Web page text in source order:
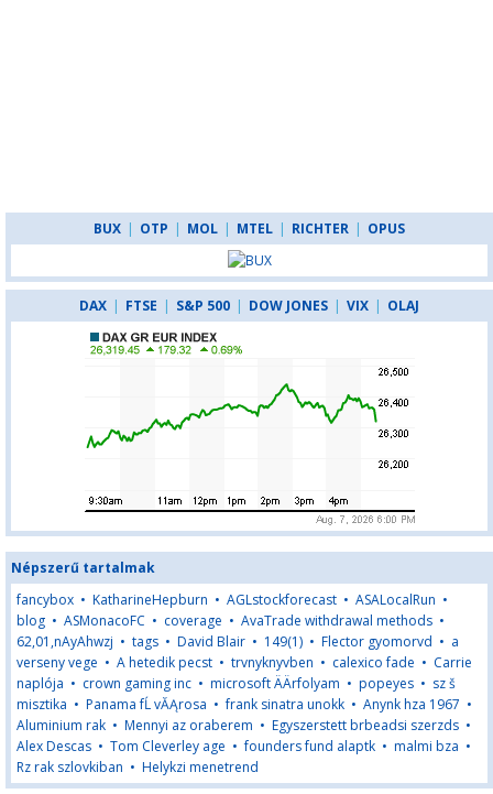
BUX | OTP | MOL | MTEL | RICHTER | OPUS
DAX | FTSE | S&P 500 | DOW JONES | VIX | OLAJ
Népszerű tartalmak
fancybox • KatharineHepburn • AGLstockforecast • ASALocalRun •
blog • ASMonacoFC • coverage • AvaTrade withdrawal methods •
62,01,nAyAhwzj • tags • David Blair • 149(1) • Flector gyomorvd • a
verseny vege • A hetedik pecst • trvnyknyvben • calexico fade • Carrie
naplója • crown gaming inc • microsoft ÄÄrfolyam • popeyes • sz š
misztika • Panama fĹ vĂĄrosa •frank sinatra unokk • Anynk hza 1967 •
Aluminium rak • Mennyi az oraberem • Egyszerstett brbeadsi szerzds •
Alex Descas • Tom Cleverley age •founders fund alaptk • malmi bza •
Rz rak szlovkiban • Helykzi menetrend